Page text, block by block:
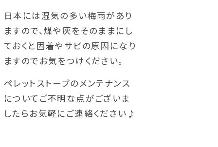
日本には湿気の多い梅雨があり
ますので、煤や灰をそのままにし
ておくと固着やサビの原因になり
ますのでお気をつけください。
ペレットストーブのメンテナンス
についてご不明な点がございま
したらお気軽にご連絡ください♪